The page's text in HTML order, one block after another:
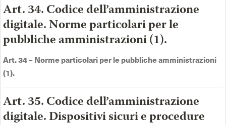
Art. 34. Codice dell’amministrazione
digitale. Norme particolari per le
pubbliche amministrazioni (1).
Art. 34 –Norme particolari per le pubbliche amministrazioni
(1).
Art. 35. Codice dell’amministrazione
digitale. Dispositivi sicuri e procedure